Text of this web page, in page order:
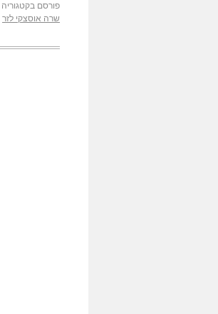
פורסם בקטגוריה
שרה אוסצקי לזר